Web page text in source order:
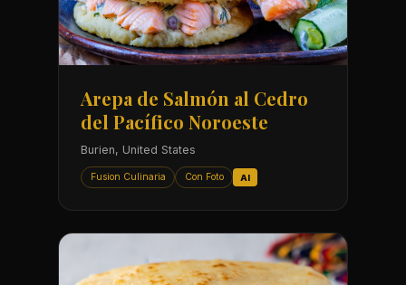
Arepa de Salmón al Cedro
del Pacífico Noroeste
Burien, United States
Fusion Culinaria Con Foto AI